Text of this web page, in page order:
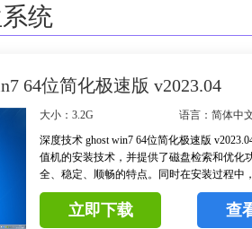
统
64位简化极速版 v2023.04
大小：3.2G
语言：简体中
深度技术 ghost win7 64位简化极速版
值机的安装技术，并提供了磁盘检索和优化
全、稳定、顺畅的特点。同时在安装过程中
磁盘上的文件数据进行彻底扫描，以确认本
病毒数据的存在。
立即下载 查